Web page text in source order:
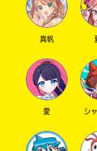
真帆
愛 シ